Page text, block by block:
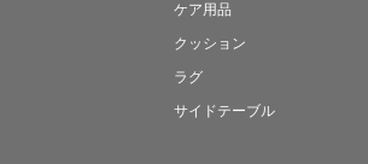
ケア用品
クッション
ラグ
サイドテーブル